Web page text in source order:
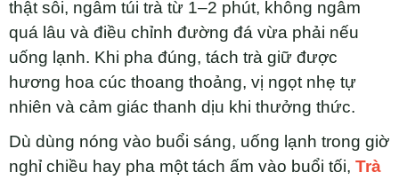
thật sôi, ngâm túi trà từ 1–2 phút, không ngâm
quá lâu và điều chỉnh đường đá vừa phải nếu
uống lạnh. Khi pha đúng, tách trà giữ được
hương hoa cúc thoang thoảng, vị ngọt nhẹ tự
nhiên và cảm giác thanh dịu khi thưởng thức.
Dù dùng nóng vào buổi sáng, uống lạnh trong giờ
nghỉ chiều hay pha một tách ấm vào buổi tối, Trà